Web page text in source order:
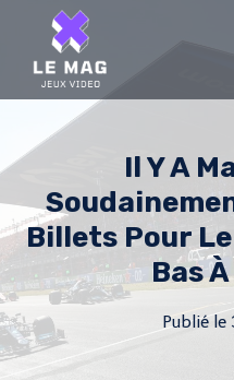
content
Il Y A
Billets Pour Le
Bas
Publié le